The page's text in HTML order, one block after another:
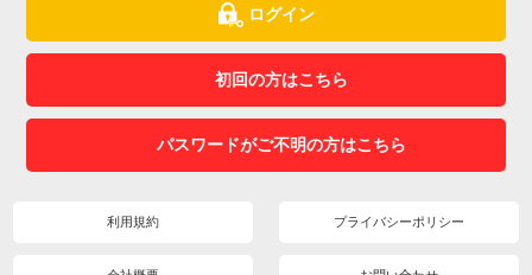
ログイン
初回の方はこちら
パスワードがご不明の方はこちら
利用規約 プライバシーポリシー